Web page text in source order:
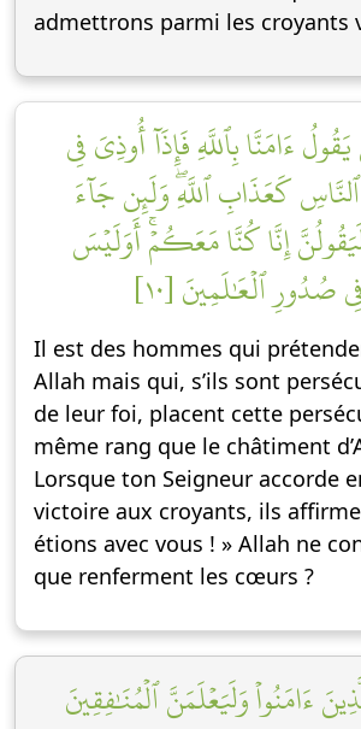
admettrons parmi les croyants
ءَامَنَّا بِٱللَّهِ فَإِذَآ أُوذِيَ فِي
كَعَذَابِ ٱللَّهِۖ وَلَئِن جَآءَ
إِنَّا كُنَّا مَعَكُمۡۚ أَوَلَيۡسَ
صُدُورِ ٱلۡعَٰلَمِينَ [١٠]
Il est des hommes qui
Allah mais qui, s’ils sont
de leur foi, placent cette
même rang que le châtiment
Lorsque ton Seigneur accorde
victoire aux croyants, ils
étions avec vous ! » Allah ne
que renferment les cœurs ?
ءَامَنُواْ وَلَيَعۡلَمَنَّ ٱلۡمُنَٰفِقِينَ